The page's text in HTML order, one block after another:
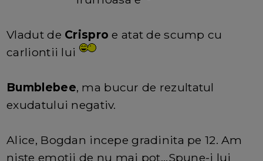
Vladut de Crisproe atat de scump cu
carliontii lui
Bumblebee, ma bucur de rezultatul
exudatului negativ.
Alice, Bogdan incepe gradinita pe 12. Am
niste emotii de nu mai pot...Spune-i lui